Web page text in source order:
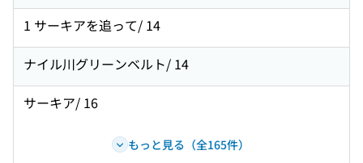
1 サーキアを追って/ 14
ナイル川グリーンベルト/ 14
サーキア/ 16
もっと見る（全165件）